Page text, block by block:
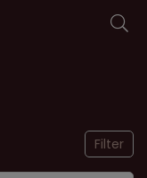
Filter